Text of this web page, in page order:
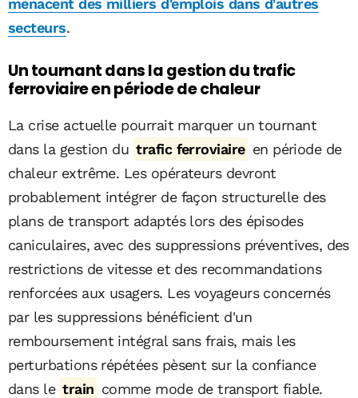
menacent des milliers d'emplois dans d'autres
secteurs.
Un tournant dans la gestion du trafic
ferroviaire en période de chaleur
La crise actuelle pourrait marquer un tournant
dans la gestion du trafic ferroviaire en période de
chaleur extrême. Les opérateurs devront
probablement intégrer de façon structurelle des
plans de transport adaptés lors des épisodes
caniculaires, avec des suppressions préventives, des
restrictions de vitesse et des recommandations
renforcées aux usagers. Les voyageurs concernés
par les suppressions bénéficient d'un
remboursement intégral sans frais, mais les
perturbations répétées pèsent sur la confiance
dans le train comme mode de transport fiable.